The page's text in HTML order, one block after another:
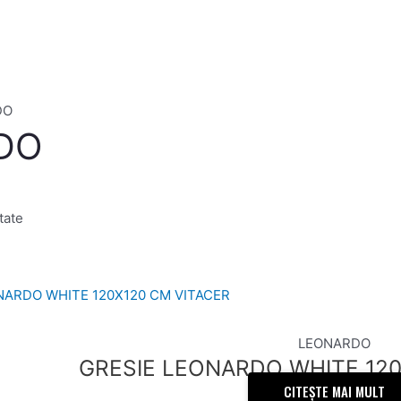
LEONARDO
GRESIE LEONARDO WHITE
CITEȘTE MAI MULT